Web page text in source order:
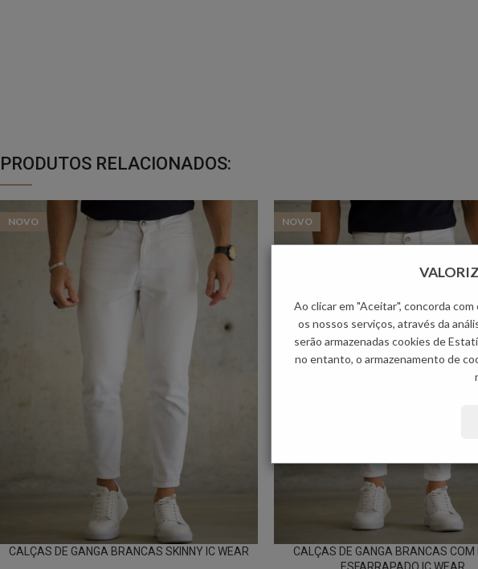
PRODUTOS RELACIONADOS:
NOVO
CALÇAS DE GANGA BRANCAS SKINNY IC WEAR
NOVO
CALÇAS DE GANGA BRANCAS COM
ESFARRAPADO IC WEAR
Ao clicar em "Aceitar", concorda
os nossos serviços, através da
serão armazenadas cookies de
no entanto, o armazenamento de